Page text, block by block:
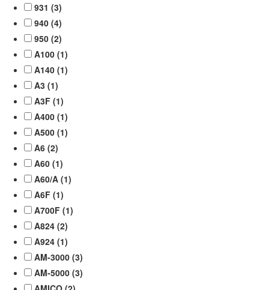
931 (3)
940 (4)
950 (2)
A100 (1)
A140 (1)
A3 (1)
A3F (1)
A400 (1)
A500 (1)
A6 (2)
A60 (1)
A60/A (1)
A6F (1)
A700F (1)
A824 (2)
A924 (1)
AM-3000 (3)
AM-5000 (3)